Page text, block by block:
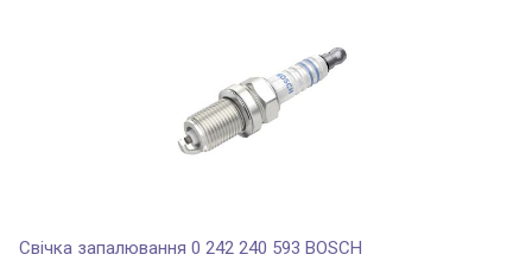
Свічка запалювання 0 242 240 593 BOSCH